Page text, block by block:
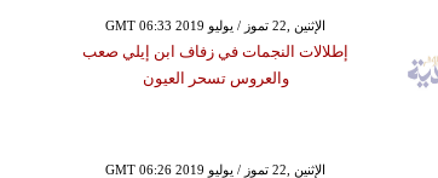
GMT 06:33 2019 الإثنين ,22 تموز / يوليو
إطلالات النجمات في زفاف ابن إيلي صعب
والعروس تسحر العيون
GMT 06:26 2019 الإثنين ,22 تموز / يوليو